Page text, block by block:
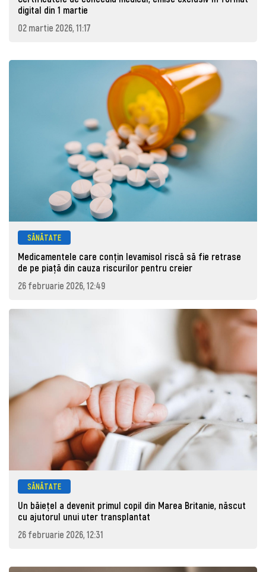
digital din 1 martie
02 martie 2026, 11:17
SĂNĂTATE
Medicamentele care conțin levamisol riscă să fie retrase
de pe piaţă din cauza riscurilor pentru creier
26 februarie 2026, 12:49
SĂNĂTATE
Un băiețel a devenit primul copil din Marea Britanie, născut
cu ajutorul unui uter transplantat
26 februarie 2026, 12:31